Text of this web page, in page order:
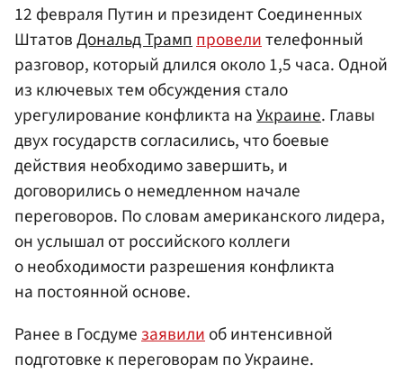
12 февраля Путин и президент Соединенных
ШтатовДональд Трамппровелителефонный
разговор, который длился около 1,5 часа. Одной
из ключевых тем обсуждения стало
урегулирование конфликта наУкраине. Главы
двух государств согласились, что боевые
действия необходимо завершить, и
договорились о немедленном начале
переговоров. По словам американского лидера,
он услышал от российского коллеги
о необходимости разрешения конфликта
на постоянной основе.
Ранее в Госдумезаявилиоб интенсивной
подготовке к переговорам по Украине.